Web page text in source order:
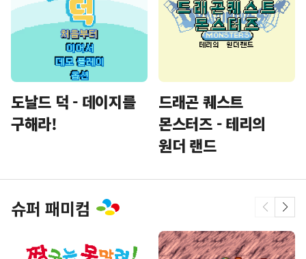
도날드 덕 - 데이지를
구해라!
드래곤 퀘스트
몬스터즈 - 테리의
원더 랜드
슈퍼 패미컴